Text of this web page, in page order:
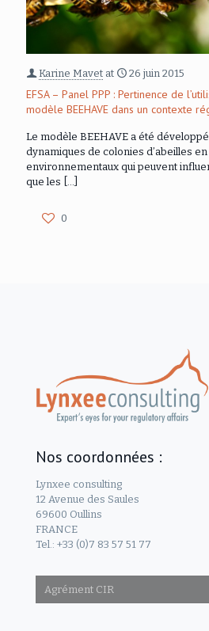
Karine Mavet at 26 juin 2015
EFSA – Panel PPP : Pertinence de
modèle BEEHAVE dans un contexte
Le modèle BEEHAVE a été
dynamiques de colonies d’abeilles
environnementaux qui peuvent
que les
0
Nos coordonnées :
Lynxee consulting
12 Avenue des Saules
69600 Oullins
FRANCE
Tel.: +33 (0)7 83 57 51 77
Agrément CIR